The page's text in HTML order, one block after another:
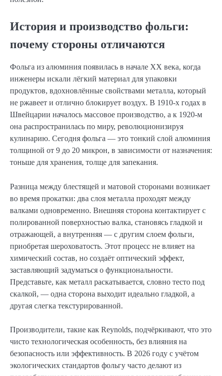
История и производство фольги:
почему стороны отличаются
Фольга из алюминия появилась в начале XX века, когда
инженеры искали лёгкий материал для упаковки
продуктов, вдохновлённые свойствами металла, который
не ржавеет и отлично блокирует воздух. В 1910-х годах в
Швейцарии началось массовое производство, а к 1920-м
она распространилась по миру, революционизируя
кулинарию. Сегодня фольга — это тонкий слой алюминия
толщиной от 9 до 20 микрон, в зависимости от назначения:
тоньше для хранения, толще для запекания.
Разница между блестящей и матовой сторонами возникает
во время прокатки: два слоя металла проходят между
валками одновременно. Внешняя сторона контактирует с
полированной поверхностью валка, становясь гладкой и
отражающей, а внутренняя — с другим слоем фольги,
приобретая шероховатость. Этот процесс не влияет на
химический состав, но создаёт оптический эффект,
заставляющий задуматься о функциональности.
Представьте, как металл раскатывается, словно тесто под
скалкой, — одна сторона выходит идеально гладкой, а
другая слегка текстурированной.
Производители, такие как Reynolds, подчёркивают, что это
чисто технологическая особенность, без влияния на
безопасность или эффективность. В 2026 году с учётом
экологических стандартов фольгу часто делают из